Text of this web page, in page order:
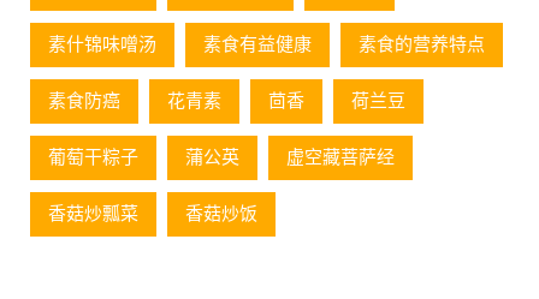
素什锦味噌汤 素食有益健康 素食的营养特点
素食防癌 花青素 茴香 荷兰豆
葡萄⼲粽⼦ 蒲公英 虚空藏菩萨经
香菇炒瓢菜 香菇炒饭